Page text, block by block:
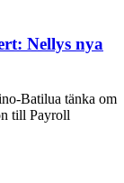
Nellys nya
Batilua tänka om
till Payroll